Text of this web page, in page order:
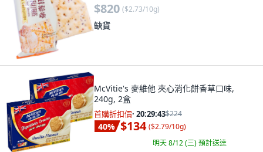
$820 ($2.73/10g)
缺貨
McVitie's 麥維他 夾心消化餅香草口味,
240g, 2盒
首購折扣價· 20:29:41$224
40% $134 ($2.79/10g)
明天 8/12 (三)預計送達